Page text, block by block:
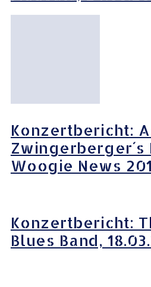
Konzertbericht:
Zwingerberger´s
Woogie News
Konzertbericht:
Blues Band,